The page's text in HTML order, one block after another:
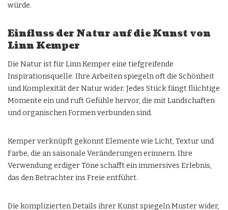
würde.
Einfluss der Natur auf die Kunst von
Linn Kemper
Die Natur ist für Linn Kemper eine tiefgreifende
Inspirationsquelle. Ihre Arbeiten spiegeln oft die Schönheit
und Komplexität der Natur wider. Jedes Stück fängt flüchtige
Momente ein und ruft Gefühle hervor, die mit Landschaften
und organischen Formen verbunden sind.
Kemper verknüpft gekonnt Elemente wie Licht, Textur und
Farbe, die an saisonale Veränderungen erinnern. Ihre
Verwendung erdiger Töne schafft ein immersives Erlebnis,
das den Betrachter ins Freie entführt.
Die komplizierten Details ihrer Kunst spiegeln Muster wider,